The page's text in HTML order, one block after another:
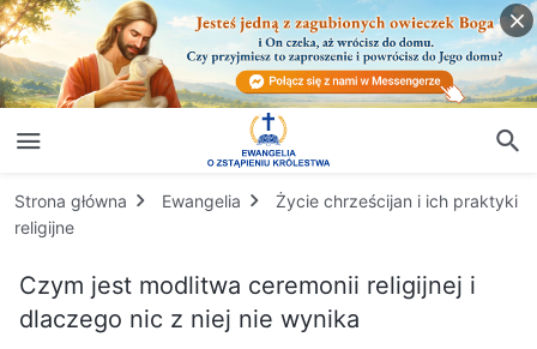
Strona główna Ewangelia
Życie chrześcijan i ich praktyki
religijne
Czym jest modlitwa ceremonii religijnej i
dlaczego nic z niej nie wynika